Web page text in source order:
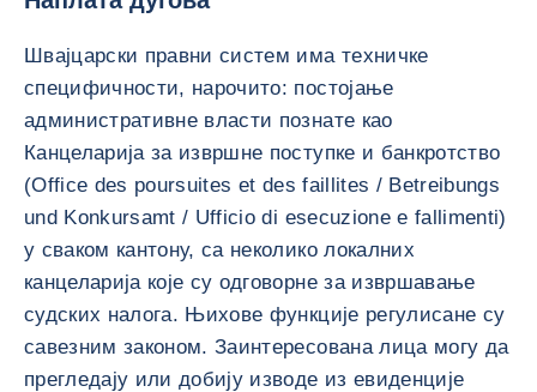
Швајцарски правни систем има техничке
специфичности, нарочито: постојање
административне власти познате као
Канцеларија за извршне поступке и банкротство
(Office des poursuites et des faillites / Betreibungs
und Konkursamt / Ufficio di esecuzione e fallimenti)
у сваком кантону, са неколико локалних
канцеларија које су одговорне за извршавање
судских налога. Њихове функције регулисане су
савезним законом. Заинтересована лица могу да
прегледају или добију изводе из евиденције